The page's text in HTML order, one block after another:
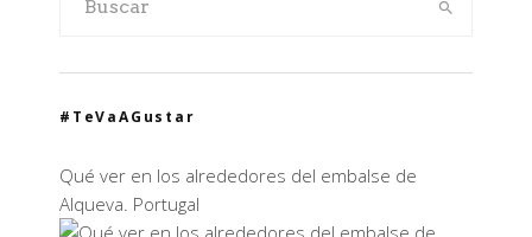
#TeVaAGustar
Qué ver en los alrededores del embalse de
Alqueva. Portugal